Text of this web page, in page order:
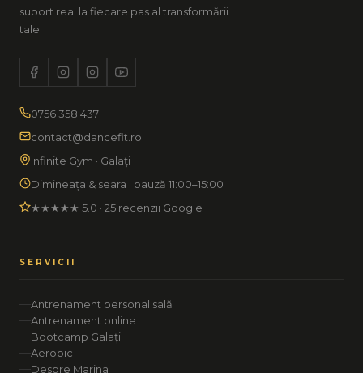
suport real la fiecare pas al transformării
tale.
0756 358 437
contact@dancefit.ro
Infinite Gym · Galați
Dimineața & seara · pauză 11:00–15:00
★★★★★ 5.0 · 25 recenzii Google
SERVICII
Antrenament personal sală
Antrenament online
Bootcamp Galați
Aerobic
Despre Marina